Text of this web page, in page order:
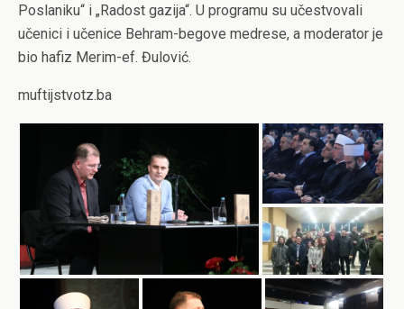
Poslaniku“ i „Radost gazija“. U programu su učestvovali
učenici i učenice Behram-begove medrese, a moderator je
bio hafiz Merim-ef. Đulović.
muftijstvotz.ba